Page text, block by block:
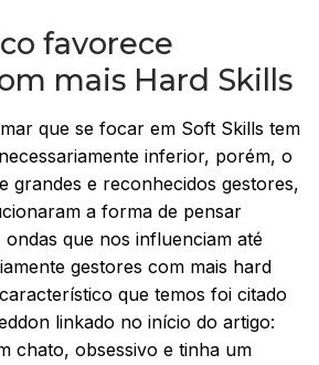
favorece
mais Hard Skills
que se focar em Soft Skills tem
inferior, porém, o
grandes e reconhecidos gestores,
a forma de pensar
ondas que nos influenciam até
gestores com mais hard
que temos foi citado
linkado no início do artigo:
chato, obsessivo e tinha um